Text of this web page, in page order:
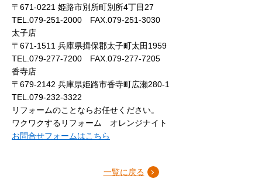
〒671-0221 姫路市別所町別所4丁目27
TEL.079-251-2000 FAX.079-251-3030
太子店
〒671-1511 兵庫県揖保郡太子町太田1959
TEL.079-277-7200 FAX.079-277-7205
香寺店
〒679-2142 兵庫県姫路市香寺町広瀬280-1
TEL.079-232-3322
リフォームのことならお任せください。
ワクワクするリフォーム オレンジナイト
お問合せフォームはこちら
一覧に戻る